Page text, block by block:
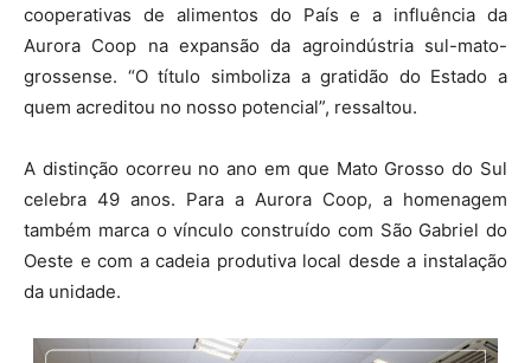
cooperativas de alimentos do País e a influência da
Aurora Coop na expansão da agroindústria sul-mato-
grossense. “O título simboliza a gratidão do Estado a
quem acreditou no nosso potencial”, ressaltou.
A distinção ocorreu no ano em que Mato Grosso do Sul
celebra 49 anos. Para a Aurora Coop, a homenagem
também marca o vínculo construído com São Gabriel do
Oeste e com a cadeia produtiva local desde a instalação
da unidade.